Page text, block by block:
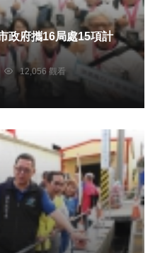
政府攜16局處15項計
12,056 觀看